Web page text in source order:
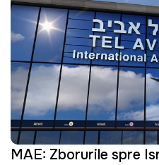
MAE: Zborurile spre